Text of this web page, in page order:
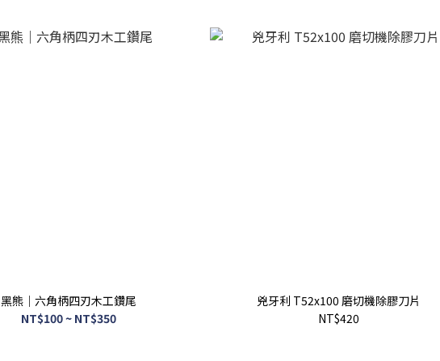
黑熊｜六角柄四刃木工鑽尾
NT$100 ~ NT$350
兇牙利 T52x100 磨切機除膠刀片
NT$420